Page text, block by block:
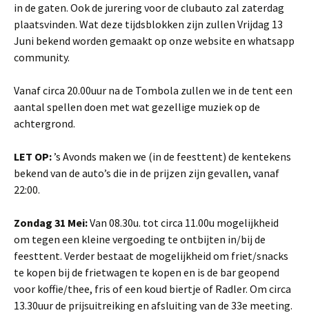
in de gaten. Ook de jurering voor de clubauto zal zaterdag
plaatsvinden. Wat deze tijdsblokken zijn zullen Vrijdag 13
Juni bekend worden gemaakt op onze website en whatsapp
community.
Vanaf circa 20.00uur na de Tombola zullen we in de tent een
aantal spellen doen met wat gezellige muziek op de
achtergrond.
LET OP:’s Avonds maken we (in de feesttent) de kentekens
bekend van de auto’s die in de prijzen zijn gevallen, vanaf
22:00.
Zondag 31 Mei:Van 08.30u. tot circa 11.00u mogelijkheid
om tegen een kleine vergoeding te ontbijten in/bij de
feesttent. Verder bestaat de mogelijkheid om friet/snacks
te kopen bij de frietwagen te kopen en is de bar geopend
voor koffie/thee, fris of een koud biertje of Radler. Om circa
13.30uur de prijsuitreiking en afsluiting van de 33e meeting.